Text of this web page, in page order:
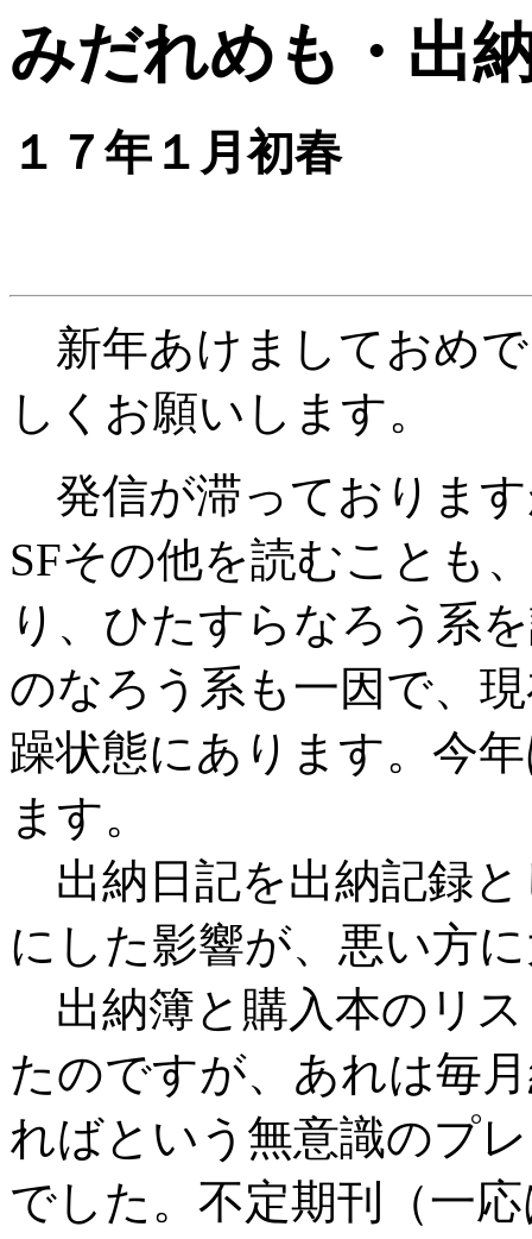
みだれめも・出
１７年１月初春
新年あけましておめ
しくお願いします。
発信が滞っておりま
SFその他を読むことも
り、ひたすらなろう系
のなろう系も一因で、
躁状態にあります。今
ます。
出納日記を出納記録
にした影響が、悪い方
出納簿と購入本のリ
たのですが、あれは毎
ればという無意識のプ
でした。不定期刊（一